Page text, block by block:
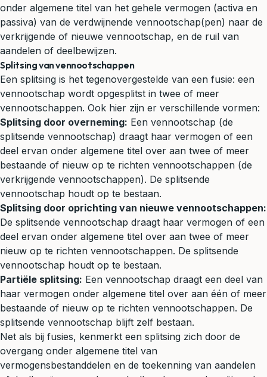
onder algemene titel van het gehele vermogen (activa en
passiva) van de verdwijnende vennootschap(pen) naar de
verkrijgende of nieuwe vennootschap, en de ruil van
aandelen of deelbewijzen.
Splitsing van vennootschappen
Een splitsing is het tegenovergestelde van een fusie: een
vennootschap wordt opgesplitst in twee of meer
vennootschappen. Ook hier zijn er verschillende vormen:
Splitsing door overneming: Een vennootschap (de
splitsende vennootschap) draagt haar vermogen of een
deel ervan onder algemene titel over aan twee of meer
bestaande of nieuw op te richten vennootschappen (de
verkrijgende vennootschappen). De splitsende
vennootschap houdt op te bestaan.
Splitsing door oprichting van nieuwe vennootschappen:
De splitsende vennootschap draagt haar vermogen of een
deel ervan onder algemene titel over aan twee of meer
nieuw op te richten vennootschappen. De splitsende
vennootschap houdt op te bestaan.
Partiële splitsing: Een vennootschap draagt een deel van
haar vermogen onder algemene titel over aan één of meer
bestaande of nieuw op te richten vennootschappen. De
splitsende vennootschap blijft zelf bestaan.
Net als bij fusies, kenmerkt een splitsing zich door de
overgang onder algemene titel van
vermogensbestanddelen en de toekenning van aandelen